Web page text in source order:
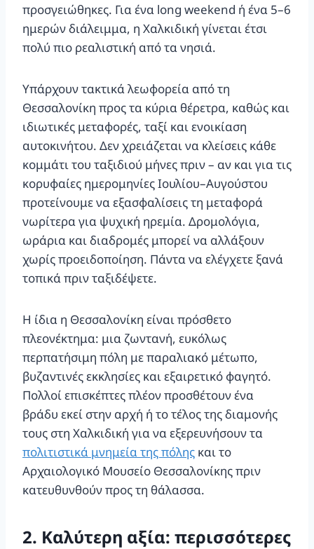
προσγειώθηκες. Για ένα long weekend ή ένα 5–6
ημερών διάλειμμα, η Χαλκιδική γίνεται έτσι
πολύ πιο ρεαλιστική από τα νησιά.
Υπάρχουν τακτικά λεωφορεία από τη
Θεσσαλονίκη προς τα κύρια θέρετρα, καθώς και
ιδιωτικές μεταφορές, ταξί και ενοικίαση
αυτοκινήτου. Δεν χρειάζεται να κλείσεις κάθε
κομμάτι του ταξιδιού μήνες πριν – αν και για τις
κορυφαίες ημερομηνίες Ιουλίου–Αυγούστου
προτείνουμε να εξασφαλίσεις τη μεταφορά
νωρίτερα για ψυχική ηρεμία. Δρομολόγια,
ωράρια και διαδρομές μπορεί να αλλάξουν
χωρίς προειδοποίηση. Πάντα να ελέγχετε ξανά
τοπικά πριν ταξιδέψετε.
Η ίδια η Θεσσαλονίκη είναι πρόσθετο
πλεονέκτημα: μια ζωντανή, ευκόλως
περπατήσιμη πόλη με παραλιακό μέτωπο,
βυζαντινές εκκλησίες και εξαιρετικό φαγητό.
Πολλοί επισκέπτες πλέον προσθέτουν ένα
βράδυ εκεί στην αρχή ή το τέλος της διαμονής
τους στη Χαλκιδική για να εξερευνήσουν τα
πολιτιστικά μνημεία της πόλης και το
Αρχαιολογικό Μουσείο Θεσσαλονίκης πριν
κατευθυνθούν προς τη θάλασσα.
2. Καλύτερη αξία: περισσότερες